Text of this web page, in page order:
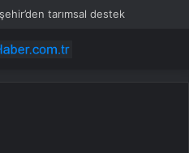
tarımsal destek